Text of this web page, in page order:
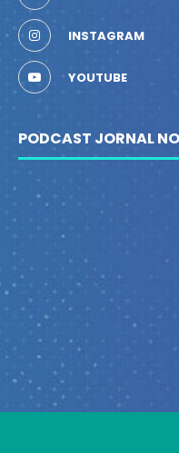
INSTAGRAM
YOUTUBE
PODCAST JORNAL